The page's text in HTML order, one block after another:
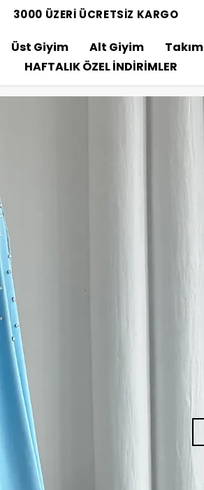
3000 ÜZERİ ÜCRETSİZ KARGO
Üst Giyim Alt Giyim Takım
HAFTALIK ÖZEL İNDİRİMLER